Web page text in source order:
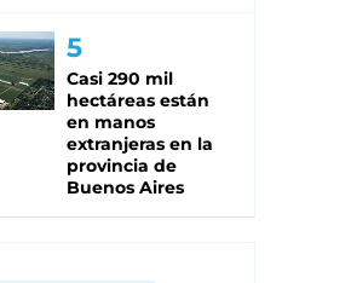
Casi 290 mil
hectáreas están
en manos
extranjeras en la
provincia de
Buenos Aires